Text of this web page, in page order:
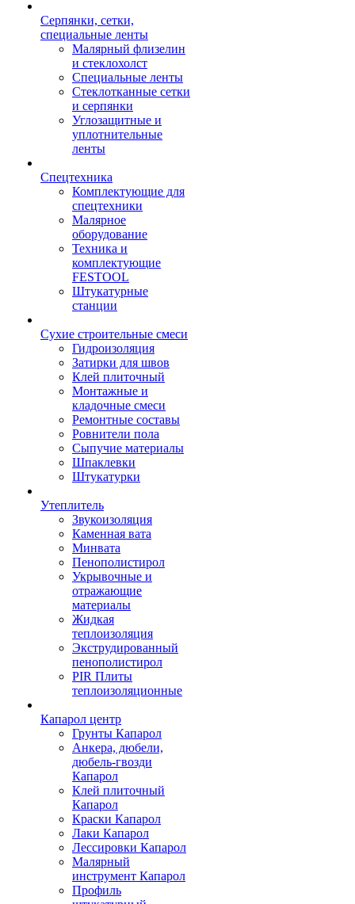
Серпянки, сетки,
специальные ленты
Малярный флизелин
и стеклохолст
Специальные ленты
Стеклотканные сетки
и серпянки
Углозащитные и
уплотнительные
ленты
Спецтехника
Комплектующие для
спецтехники
Малярное
оборудование
Техника и
комплектующие
FESTOOL
Штукатурные
станции
Сухие строительные смеси
Гидроизоляция
Затирки для швов
Клей плиточный
Монтажные и
кладочные смеси
Ремонтные составы
Ровнители пола
Сыпучие материалы
Шпаклевки
Штукатурки
Утеплитель
Звукоизоляция
Каменная вата
Минвата
Пенополистирол
Укрывочные и
отражающие
материалы
Жидкая
теплоизоляция
Экструдированный
пенополистирол
PIR Плиты
теплоизоляционные
Капарол центр
Грунты Капарол
Анкера, дюбели,
дюбель-гвозди
Капарол
Клей плиточный
Капарол
Краски Капарол
Лаки Капарол
Лессировки Капарол
Малярный
инструмент Капарол
Профиль